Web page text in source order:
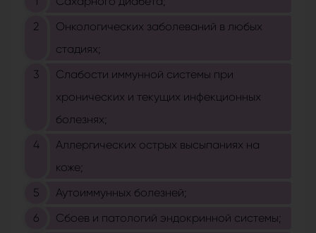
Онкологических заболеваний в любых
стадиях;
Слабости иммунной системы при
хронических и текущих инфекционных
болезнях;
Аллергических острых высыпаниях на
коже;
Аутоиммунных болезней;
Сбоев и патологий эндокринной системы;